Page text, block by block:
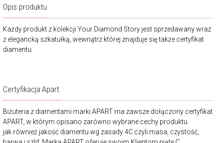
Opis produktu
Każdy produkt z kolekcji Your Diamond Story jest sprzedawany wraz
z elegancką szkatułką, wewnątrz której znajduje się także certyfikat
diamentu.
Certyfikacja Apart
Biżuteria z diamentami marki APART ma zawsze dołączony certyfikat
APART, w którym opisano zarówno wybrane cechy produktu
jak również jakość diamentu wg zasady 4C czyli masa, czystość,